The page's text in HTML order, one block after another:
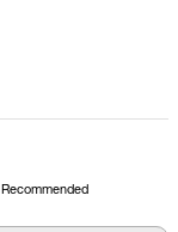
Recommended